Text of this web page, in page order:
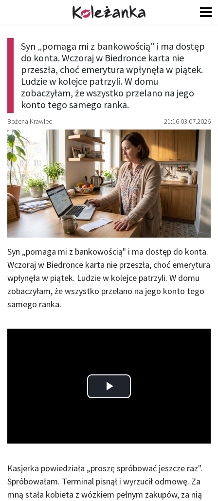
Syn „pomaga mi z bankowością" i ma dostęp
do konta. Wczoraj w Biedronce karta nie
przeszła, choć emerytura wpłynęła w piątek.
Ludzie w kolejce patrzyli. W domu
zobaczyłam, że wszystko przelano na jego
konto tego samego ranka.
Bożena Krawiec 21:16 03.07.2026
Syn „pomaga mi z bankowością" i ma dostęp do konta.
Wczoraj w Biedronce karta nie przeszła, choć emerytura
wpłynęła w piątek. Ludzie w kolejce patrzyli. W domu
zobaczyłam, że wszystko przelano na jego konto tego
samego ranka.
Play
Kasjerka powiedziała „proszę spróbować jeszcze raz".
Spróbowałam. Terminal pisnął i wyrzucił odmowę. Za
mną stała kobieta z wózkiem pełnym zakupów, za nią